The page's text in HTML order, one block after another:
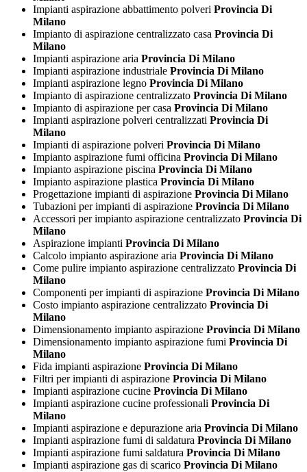
Impianti aspirazione abbattimento polveri Provincia Di
Milano
Impianto di aspirazione centralizzato casa Provincia Di
Milano
Impianti aspirazione aria Provincia Di Milano
Impianti aspirazione industriale Provincia Di Milano
Impianti aspirazione legno Provincia Di Milano
Impianto di aspirazione centralizzato Provincia Di Milano
Impianto di aspirazione per casa Provincia Di Milano
Impianti aspirazione polveri centralizzati Provincia Di
Milano
Impianti di aspirazione polveri Provincia Di Milano
Impianto aspirazione fumi officina Provincia Di Milano
Impianto aspirazione piscina Provincia Di Milano
Impianto aspirazione plastica Provincia Di Milano
Progettazione impianti di aspirazione Provincia Di Milano
Tubazioni per impianti di aspirazione Provincia Di Milano
Accessori per impianto aspirazione centralizzato Provincia Di
Milano
Aspirazione impianti Provincia Di Milano
Calcolo impianto aspirazione aria Provincia Di Milano
Come pulire impianto aspirazione centralizzato Provincia Di
Milano
Componenti per impianti di aspirazione Provincia Di Milano
Costo impianto aspirazione centralizzato Provincia Di
Milano
Dimensionamento impianto aspirazione Provincia Di Milano
Dimensionamento impianto aspirazione fumi Provincia Di
Milano
Fida impianti aspirazione Provincia Di Milano
Filtri per impianti di aspirazione Provincia Di Milano
Impianti aspirazione cucine Provincia Di Milano
Impianti aspirazione cucine professionali Provincia Di
Milano
Impianti aspirazione e depurazione aria Provincia Di Milano
Impianti aspirazione fumi di saldatura Provincia Di Milano
Impianti aspirazione fumi saldatura Provincia Di Milano
Impianti aspirazione gas di scarico Provincia Di Milano